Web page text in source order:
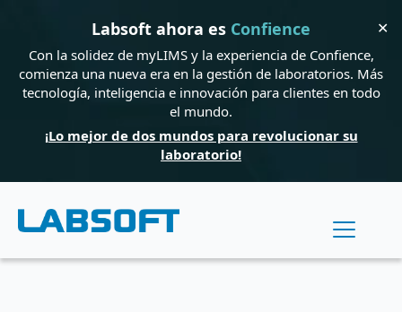
Labsoft ahora es Confience
Con la solidez de myLIMS y la experiencia de Confience,
comienza una nueva era en la gestión de laboratorios. Más
tecnología, inteligencia e innovación para clientes en todo
el mundo.
¡Lo mejor de dos mundos para revolucionar su
laboratorio!
✕